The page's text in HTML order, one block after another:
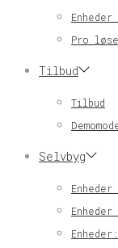
Enheder
Pro
Tilbud
Tilbud
Selvbyg